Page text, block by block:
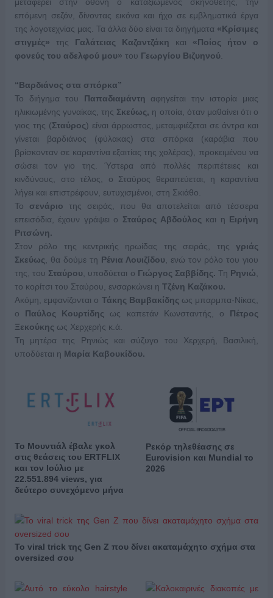
επόμενη σεζόν, δίνοντας εικόνα και ήχο σε εμβληματικά έργα
της λογοτεχνίας μας. Τα άλλα δύο είναι τα διηγήματα «Κρίσιμες
στιγμές» της Γαλάτειας Καζαντζάκη και «Ποίος ήτον ο
φονεύς του αδελφού μου» του Γεωργίου Βιζυηνού
“Βαρδιάνος στα σπόρκα”
Το διήγημα του Παπαδιαμάντη αφηγείται την ιστορία μιας
ηλικιωμένης γυναίκας, της Σκεύως, η οποία, όταν μαθαίνει ότι ο
γιος της (Σταύρος) είναι άρρωστος, μεταμφιέζεται σε άντρα και
γίνεται βαρδιάνος (φύλακας) στα σπόρκα (καράβια που
βρίσκονταν σε καραντίνα εξαιτίας της χολέρας), προκειμένου να
σώσει τον γιο της. Ύστερα από πολλές περιπέτειες και
κινδύνους, στο τέλος, ο Σταύρος θεραπεύεται, η καραντίνα
λήγει και επιστρέφουν, ευτυχισμένοι, στη Σκιάθο.
Το σενάριο της σειράς, που θα αποτελείται από τέσσερα
επεισόδια, έχουν γράψει ο Σταύρος Αβδούλος και η Ειρήνη
Ριτσώνη.
Στον ρόλο της κεντρικής ηρωίδας της σειράς, τηςγριάς
Σκεύως , θα δούμε τη Ρένια Λουιζίδου , ενώ τον ρόλο του γιου
της, του Σταύρου , υποδύεται ο Γιώργος Σαββίδης. Τη Ρηνιώ
το κορίτσι του Σταύρου, ενσαρκώνει η Τζένη Καζάκου.
Ακόμη, εμφανίζονται ο Τάκης Βαμβακίδης ως μπαρμπα-Νίκας,
ο Παύλος Κουρτίδης ως καπετάν Κωνσταντής, ο Πέτρος
Ξεκούκης ως Χερχερής κ.ά.
Τη μητέρα της Ρηνιώς και σύζυγο του Χερχερή, Βασιλική,
υποδύεται η Μαρία Καβουκίδου.
Το Μουντιάλ έβαλε γκολ
στις θεάσεις του ERTFLIX
και τον Ιούλιο με
22.551.894 views, για
δεύτερο συνεχόμενο μήνα
Ρεκόρ τηλεθέασης σε
Eurovision και Mundial το
2026
Το viral trick της Gen Z που δίνει ακαταμάχητο σχήμα στα
oversized σου